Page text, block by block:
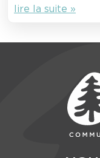
lire la suite »